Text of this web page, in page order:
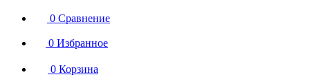
0 Сравнение
0 Избранное
0 Корзина